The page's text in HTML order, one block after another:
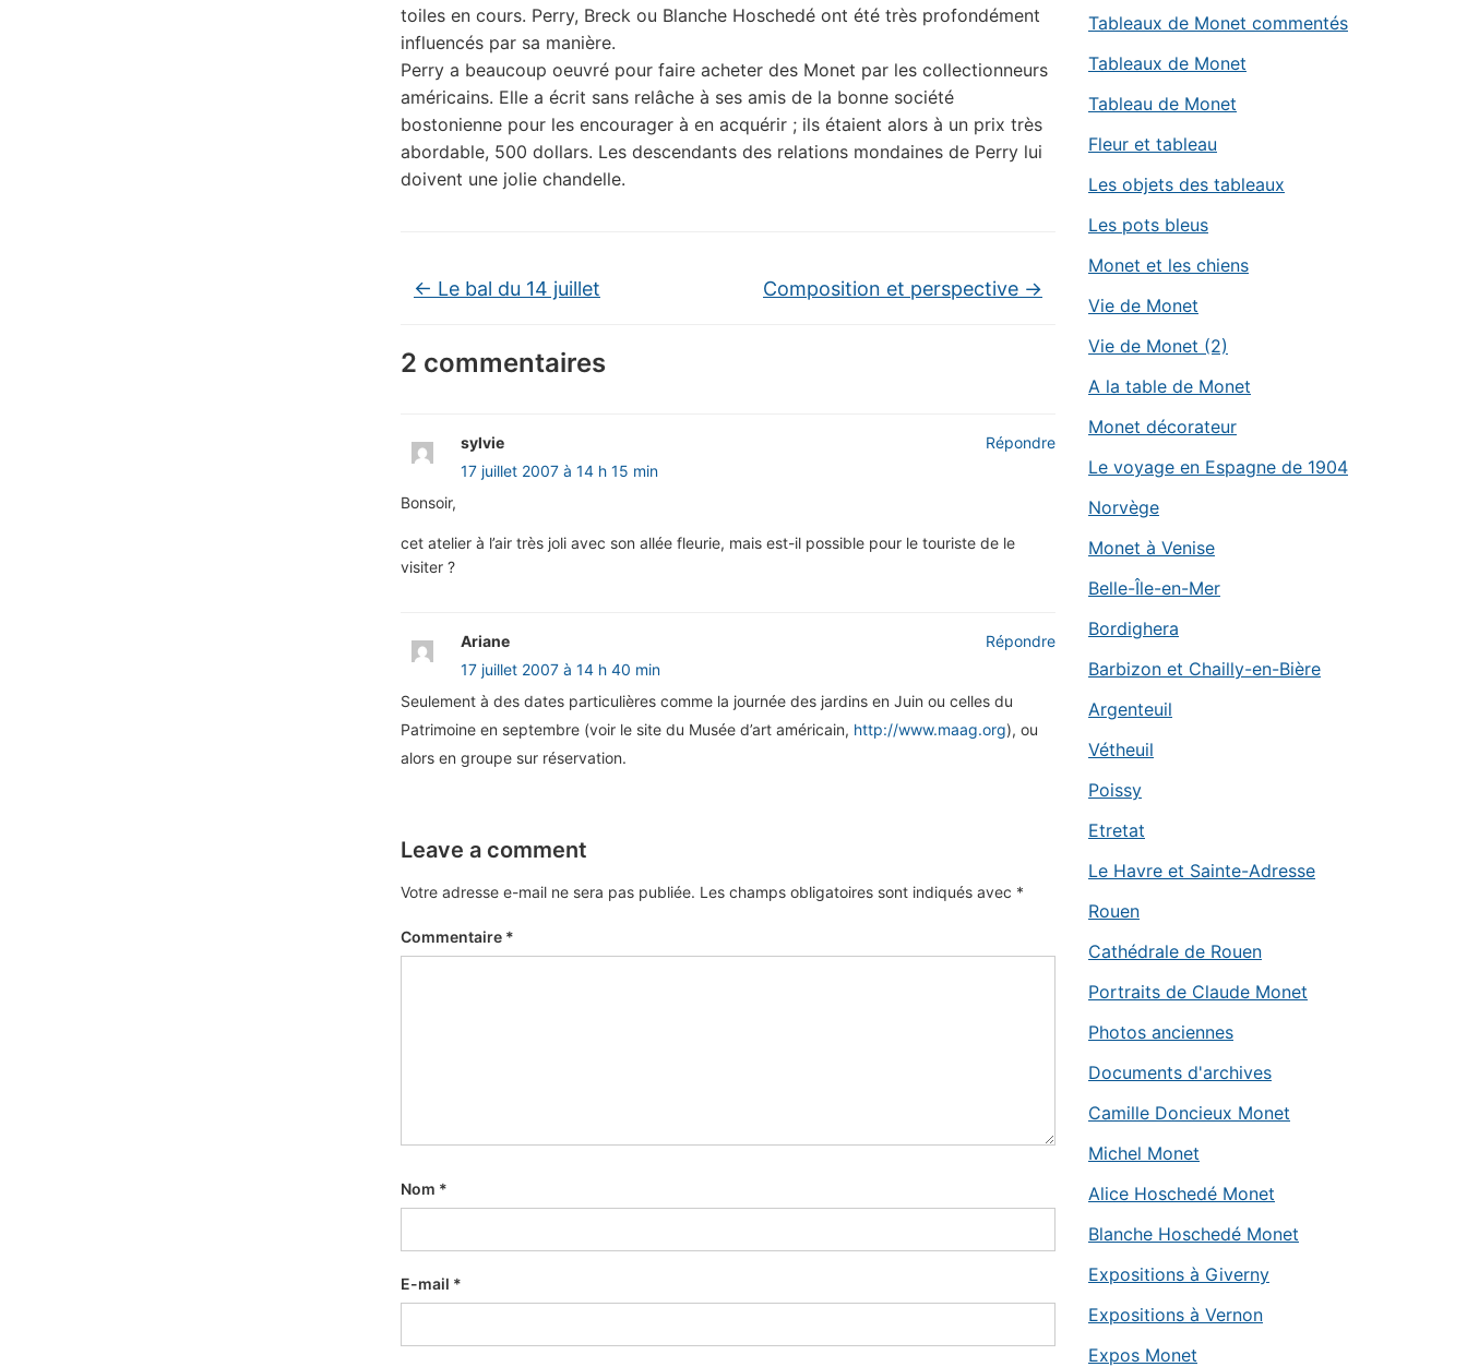
toiles en cours. Perry, Breck ou Blanche Hoschedé ont été très profondément
influencés par sa manière.
Perry a beaucoup oeuvré pour faire acheter des Monet par les collectionneurs
américains. Elle a écrit sans relâche à ses amis de la bonne société
bostonienne pour les encourager à en acquérir ; ils étaient alors à un prix très
abordable, 500 dollars. Les descendants des relations mondaines de Perry lui
doivent une jolie chandelle.
← Le bal du 14 juillet Composition et perspective →
2 commentaires
sylvie
17 juillet 2007 à 14 h 15 min
Bonsoir,
cet atelier à l’air très joli avec son allée fleurie, mais est-il possible pour le touriste de le
visiter ?
Répondre
Ariane
17 juillet 2007 à 14 h 40 min
Seulement à des dates particulières comme la journée des jardins en Juin ou celles du
Patrimoine en septembre (voir le site du Musée d’art américain, http://www.maag.org), ou
alors en groupe sur réservation.
Répondre
Leave a comment
Votre adresse e-mail ne sera pas publiée. Les champs obligatoires sont indiqués avec *
Commentaire *
Nom *
E-mail *
Tableaux de Monet commentés
Tableaux de Monet
Tableau de Monet
Fleur et tableau
Les objets des tableaux
Les pots bleus
Monet et les chiens
Vie de Monet
Vie de Monet (2)
A la table de Monet
Monet décorateur
Le voyage en Espagne de 1904
Norvège
Monet à Venise
Belle-Île-en-Mer
Bordighera
Barbizon et Chailly-en-Bière
Argenteuil
Vétheuil
Poissy
Etretat
Le Havre et Sainte-Adresse
Rouen
Cathédrale de Rouen
Portraits de Claude Monet
Photos anciennes
Documents d'archives
Camille Doncieux Monet
Michel Monet
Alice Hoschedé Monet
Blanche Hoschedé Monet
Expositions à Giverny
Expositions à Vernon
Expos Monet